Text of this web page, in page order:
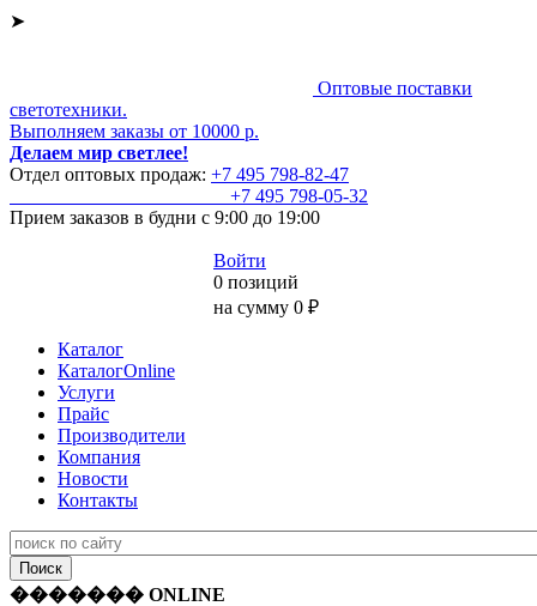
➤
Оптовые поставки
светотехники.
Выполняем заказы от 10000 р.
Делаем мир светлее!
Отдел оптовых продаж: +7 495 798-82-47
+7 495 798-05-32
Прием заказов в будни с 9:00 до 19:00
Войти
0 позиций
на сумму 0 ₽
Каталог
КаталогOnline
Услуги
Прайс
Производители
Компания
Новости
Контакты
������� ONLINE